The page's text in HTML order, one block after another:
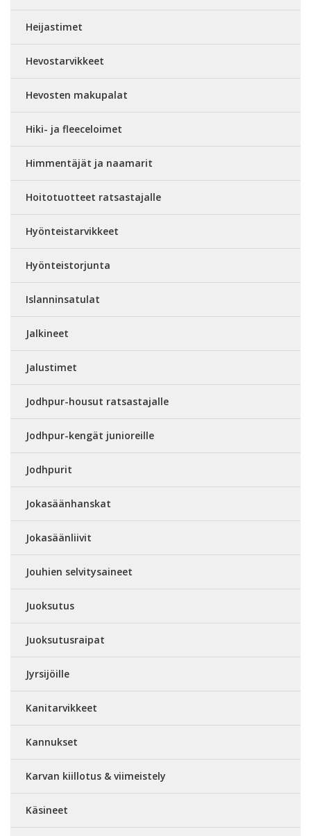
Heijastimet
Hevostarvikkeet
Hevosten makupalat
Hiki- ja fleeceloimet
Himmentäjät ja naamarit
Hoitotuotteet ratsastajalle
Hyönteistarvikkeet
Hyönteistorjunta
Islanninsatulat
Jalkineet
Jalustimet
Jodhpur-housut ratsastajalle
Jodhpur-kengät junioreille
Jodhpurit
Jokasäänhanskat
Jokasäänliivit
Jouhien selvitysaineet
Juoksutus
Juoksutusraipat
Jyrsijöille
Kanitarvikkeet
Kannukset
Karvan kiillotus & viimeistely
Käsineet